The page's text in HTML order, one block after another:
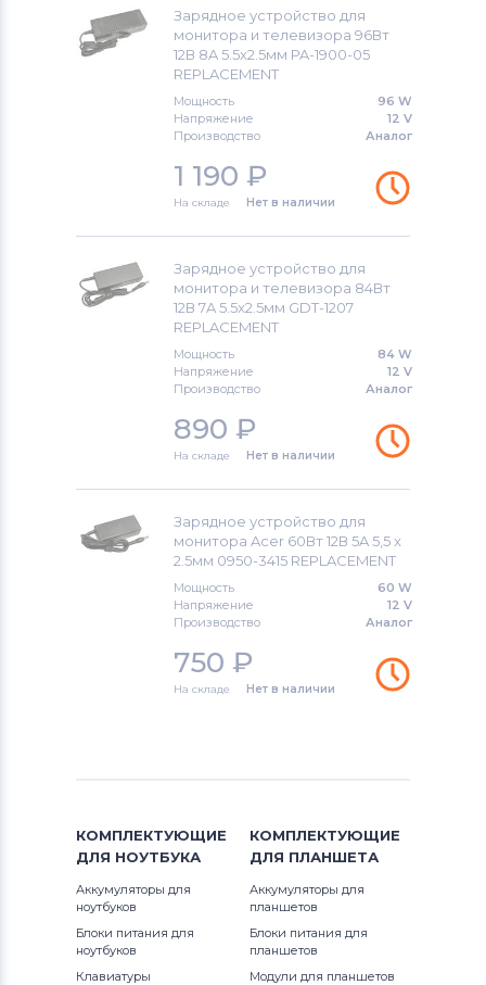
Epson
Блоки питания для мониторов
Блоки питания для мониторов
Sharp
Блоки питания для мониторов
Horizon
Блоки питания для мониторов
Блоки питания для мониторовAcer
Блоки питания для мониторов
Универсальный
Блоки питания для мониторов
Блоки питания для мониторов
801
Зарядное устройство для
монитора и телевизора 96Вт
12В 8A 5.5x2.5мм PA-1900-05
REPLACEMENT
Мощность
96 W
Напряжение
12 V
Производство
Аналог
1 190 ₽
На складе Нет в наличии
Зарядное устройство для
монитора и телевизора 84Вт
12В 7A 5.5x2.5мм GDT-1207
REPLACEMENT
Мощность
84 W
Напряжение
12 V
Производство
Аналог
890 ₽
На складе Нет в наличии
Зарядное устройство для
монитора Acer 60Вт 12В 5A 5,5 x
2.5мм 0950-3415 REPLACEMENT
Мощность
60 W
Напряжение
12 V
Производство
Аналог
750 ₽
На складе Нет в наличии
КОМПЛЕКТУЮЩИЕ
ДЛЯ НОУТБУКА
Аккумуляторы для
ноутбуков
Блоки питания для
ноутбуков
Клавиатуры
КОМПЛЕКТУЮЩИЕ
ДЛЯ ПЛАНШЕТА
Аккумуляторы для
планшетов
Блоки питания для
планшетов
Модули для планшетов